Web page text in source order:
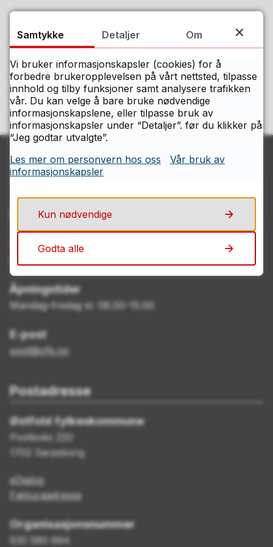
Fant du det du lette etter på denne
siden?
Ja Nei
Kontakt Østfolds servicesenter
Telefon
69 11 70 00
Åpningstider
Mandag–fredag kl. 08.00–15.00
E-post
post@ofk.no
Postadresse
Østfold fylkeskommune
Postboks 220
1702 Sarpsborg
eDialog
Fakturaadresse
Organisasjonsnummer
930 580 694
Samtykke Detaljer Om
Vi bruker informasjonskapsler (cookies) for å
forbedre brukeropplevelsen på vårt nettsted, tilpasse
innhold og tilby funksjoner samt analysere trafikken
vår. Du kan velge å bare bruke nødvendige
informasjonskapslene, eller tilpasse bruk av
informasjonskapsler under “Detaljer”. før du klikker på
“Jeg godtar utvalgte”.
Les mer om personvern hos oss
Vår bruk av
informasjonskapsler
Kun nødvendige
Godta alle